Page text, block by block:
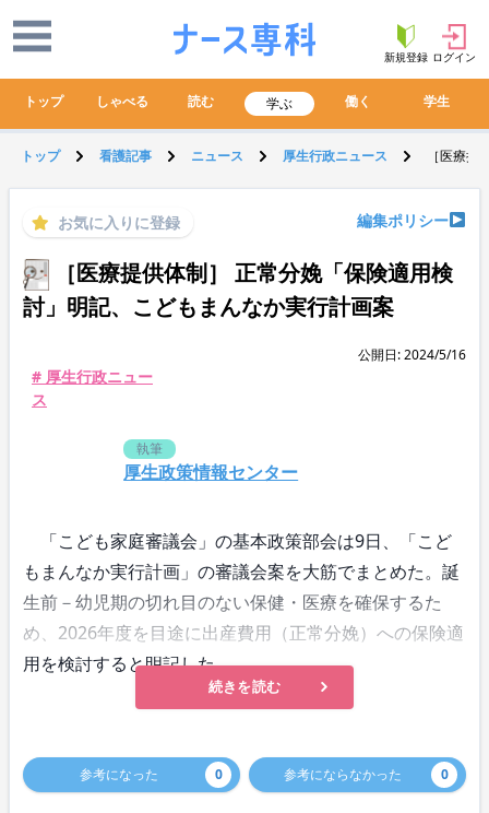
新規登録 ログイン
トップ しゃべる 読む 学ぶ 働く 学生
トップ 看護記事 ニュース 厚生行政ニュース ［医療
お気に入りに登録 編集ポリシー
［医療提供体制］ 正常分娩「保険適用検
討」明記、こどもまんなか実行計画案
公開日: 2024/5/16
# 厚生行政ニュー
ス
執筆
厚生政策情報センター
「こども家庭審議会」の基本政策部会は9日、「こど
もまんなか実行計画」の審議会案を大筋でまとめた。誕
生前－幼児期の切れ目のない保健・医療を確保するた
め、2026年度を目途に出産費用（正常分娩）への保険適
用を検討すると明記した。
続きを読む
参考になった 0 参考にならなかった 0